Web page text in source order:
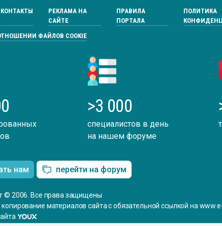
КОНТАКТЫ
РЕКЛАМА НА
САЙТЕ
ПРАВИЛА
ПОРТАЛА
ПОЛИТИКА
ФАЙЛОВ COOKIE
>3 000
специалистов в день
на нашем форуме
нам перейти на форум
© 2006. Все права защищены
материалов сайта с обязательной ссылкой на